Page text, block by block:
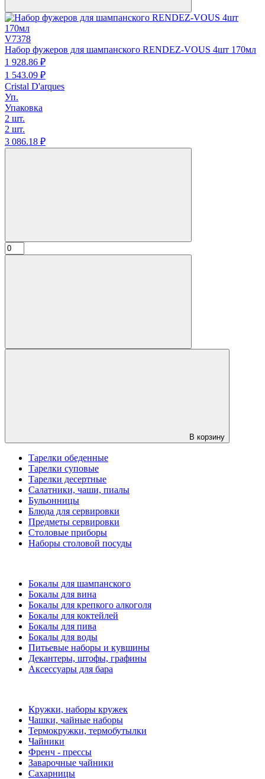
V7378
Набор фужеров для шампанского RENDEZ-VOUS 4шт 170мл
1 928.86 ₽
1 543.09 ₽
Cristal D'arques
Уп.
Упаковка
2 шт.
2 шт.
3 086.18 ₽
В корзину
Тарелки обеденные
Тарелки суповые
Тарелки десертные
Салатники, чаши, пиалы
Бульонницы
Блюда для сервировки
Предметы сервировки
Столовые приборы
Наборы столовой посуды
Бокалы для шампанского
Бокалы для вина
Бокалы для крепкого алкоголя
Бокалы для коктейлей
Бокалы для пива
Бокалы для воды
Питьевые наборы и кувшины
Декантеры, штофы, графины
Аксессуары для бара
Кружки, наборы кружек
Чашки, чайные наборы
Термокружки, термобутылки
Чайники
Френч - прессы
Заварочные чайники
Сахарницы